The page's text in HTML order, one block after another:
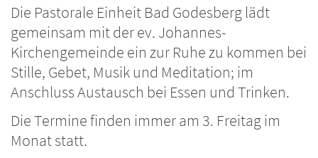
Die Pastorale Einheit Bad Godesberg lädt
gemeinsam mit der ev. Johannes-
Kirchengemeinde ein zur Ruhe zu kommen bei
Stille, Gebet, Musik und Meditation; im
Anschluss Austausch bei Essen und Trinken.
Die Termine finden immer am 3. Freitag im
Monat statt.